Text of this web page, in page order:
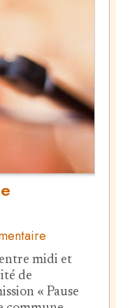
midi et
de
« Pause